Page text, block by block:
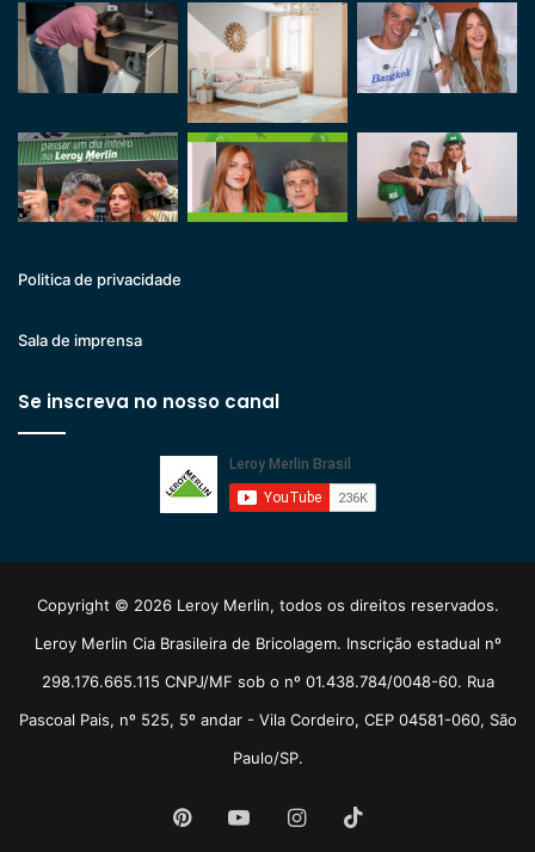
Politica de privacidade
Sala de imprensa
Se inscreva no nosso canal
Copyright © 2026 Leroy Merlin, todos os direitos reservados.
Leroy Merlin Cia Brasileira de Bricolagem. Inscrição estadual nº
298.176.665.115 CNPJ/MF sob o nº 01.438.784/0048-60. Rua
Pascoal Pais, nº 525, 5º andar - Vila Cordeiro, CEP 04581-060, São
Paulo/SP.
PinterestYouTubeInstagram